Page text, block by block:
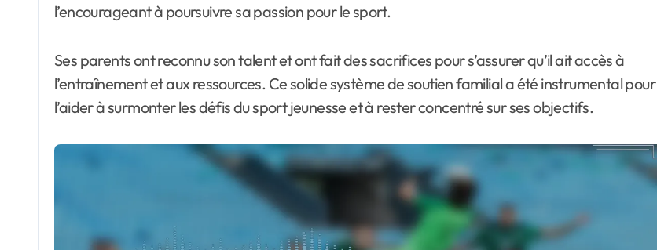
l’encourageant à poursuivre sa passion pour le sport.
Ses parents ont reconnu son talent et ont fait des sacrifices pour s’assurer qu’il ait accès à
l’entraînement et aux ressources. Ce solide système de soutien familial a été instrumental pour
l’aider à surmonter les défis du sport jeunesse et à rester concentré sur ses objectifs.